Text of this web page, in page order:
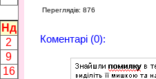
Нд
2
9
16
Переглядів: 876
Коментарі (0):